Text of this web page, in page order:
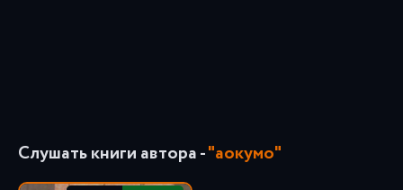
Слушать книги автора -"аокумо"